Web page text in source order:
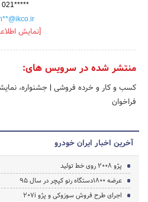
021*****
[نمایش
منتشر شده در سرویس های:
کسب و کار و خرده فروشی | جشنواره،
فراخوان
آخرین اخبار ایران خودرو
پژو 2008 روی خط تولید
عرضه 1800دستگاه رنو کپچر در سال 95
اجرای طرح فروش سوزوکی و پژو 207i